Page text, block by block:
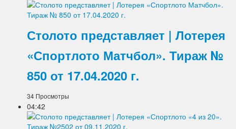
Столото представляет | Лотерея
«Спортлото Матчбол». Тираж №
850 от 17.04.2020 г.
34 Просмотры
04:42